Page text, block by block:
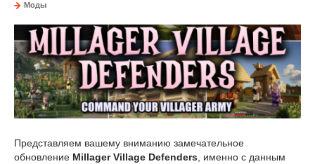
Моды
Представляем вашему вниманию замечательное
обновление Millager Village Defenders , именно с данным